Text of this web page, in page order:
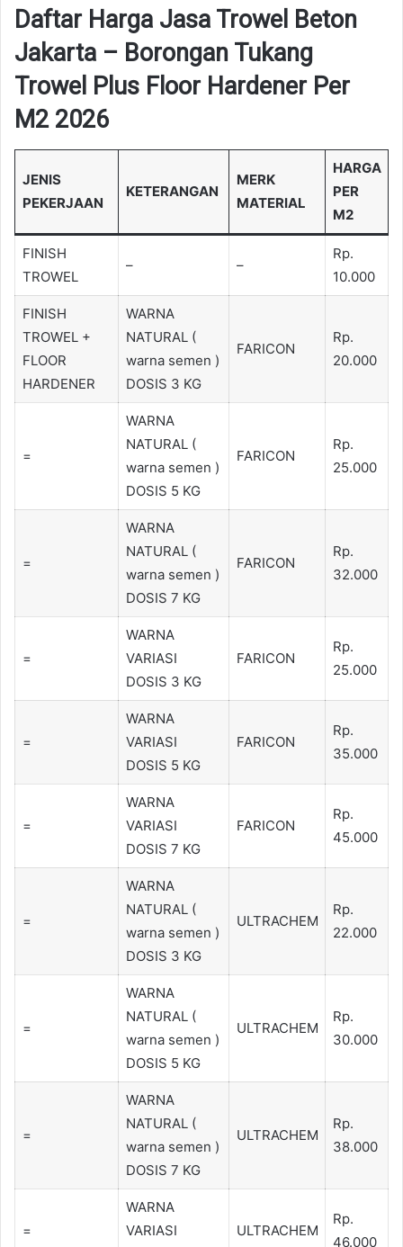
Daftar Harga Jasa Trowel Beton
Jakarta – Borongan Tukang
Trowel Plus Floor Hardener Per
M2 2026
JENIS
PEKERJAAN
KETERANGAN
MERK
MATERIAL
HARGA
PER
M2
FINISH
TROWEL
– –
Rp.
10.000
FINISH
TROWEL +
FLOOR
HARDENER
WARNA
NATURAL (
warna semen )
DOSIS 3 KG
FARICON
Rp.
20.000
=
WARNA
NATURAL (
warna semen )
DOSIS 5 KG
FARICON
Rp.
25.000
=
WARNA
NATURAL (
warna semen )
DOSIS 7 KG
FARICON
Rp.
32.000
=
WARNA
VARIASI
DOSIS 3 KG
FARICON
Rp.
25.000
=
WARNA
VARIASI
DOSIS 5 KG
FARICON
Rp.
35.000
=
WARNA
VARIASI
DOSIS 7 KG
FARICON
Rp.
45.000
=
WARNA
NATURAL (
warna semen )
DOSIS 3 KG
ULTRACHEM
Rp.
22.000
=
WARNA
NATURAL (
warna semen )
DOSIS 5 KG
ULTRACHEM
Rp.
30.000
=
WARNA
NATURAL (
warna semen )
DOSIS 7 KG
ULTRACHEM
Rp.
38.000
=
WARNA
VARIASI
ULTRACHEM
Rp.
46.000